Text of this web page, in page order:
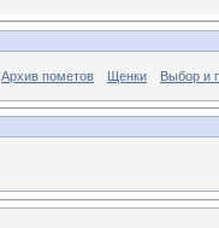
Архив пометов Щенки Выбор и